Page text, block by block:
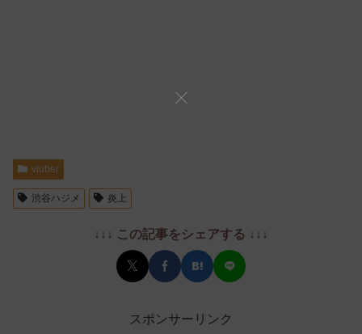
vtuber
渋谷ハジメ 炎上
↓↓↓ この記事をシェアする ↓↓↓
スポンサーリンク